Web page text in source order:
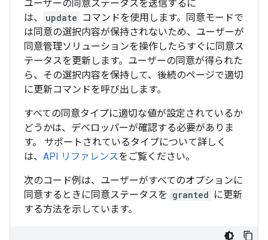
ユーザーの同意ステータスを送信するに
は、
update コマンドを使用します。同意モードで
は同意の選択内容が保持されないため、ユーザーが
同意管理ソリューションを操作したらすぐに同意ス
テータスを更新します。ユーザーの同意が得られた
ら、その選択内容を保持して、後続のページで適切
に更新コマンドを呼び出します。
すべての同意タイプに適切な値が設定されているか
どうかは、デベロッパーが確認する必要がありま
す。 サポートされているタイプについて詳しく
は、 API リファレンスをご覧ください。
次のコード例は、ユーザーがすべてのオプションに
同意するときに同意ステータスを granted に更新
する方法を示しています。